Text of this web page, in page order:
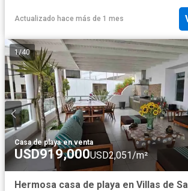
Actualizado hace más de 1 mes
1/40
Casa de playa·en venta
USD919,000USD2,051/m²